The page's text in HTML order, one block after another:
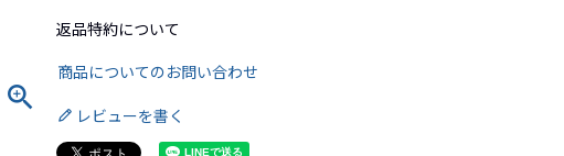
返品特約について
商品についてのお問い合わせ
レビューを書く